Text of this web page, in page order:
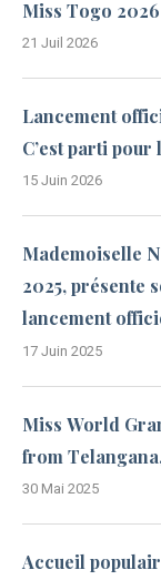
Miss Togo
21 Juil 2026
Lancement
C’est parti pour
15 Juin 2026
Mademoiselle
2025, présente
lancement
17 Juin 2025
Miss World
from
30 Mai 2025
Accueil